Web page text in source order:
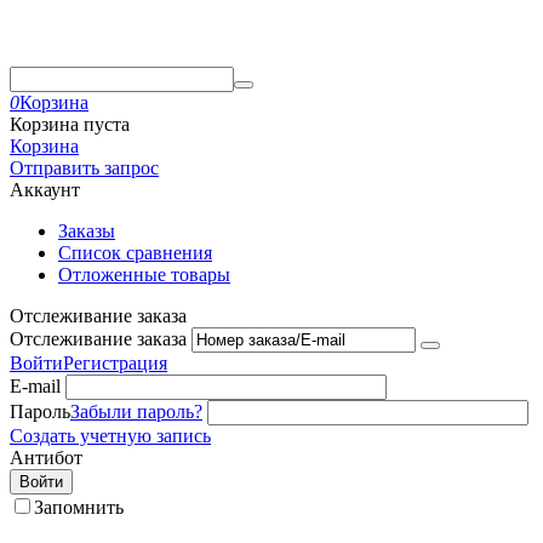
0Корзина
Корзина пуста
Корзина
Отправить запрос
Аккаунт
Заказы
Список сравнения
Отложенные товары
Отслеживание заказа
Отслеживание заказа
ВойтиРегистрация
E-mail
ПарольЗабыли пароль?
Создать учетную запись
Антибот
Войти
Запомнить